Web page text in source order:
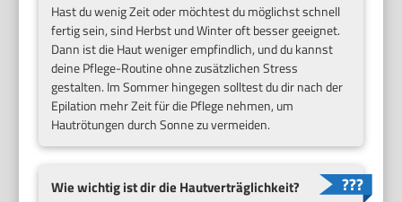
Hast du wenig Zeit oder möchtest du möglichst schnell
fertig sein, sind Herbst und Winter oft besser geeignet.
Dann ist die Haut weniger empfindlich, und du kannst
deine Pflege-Routine ohne zusätzlichen Stress
gestalten. Im Sommer hingegen solltest du dir nach der
Epilation mehr Zeit für die Pflege nehmen, um
Hautrötungen durch Sonne zu vermeiden.
Wie wichtig ist dir die Hautverträglichkeit?